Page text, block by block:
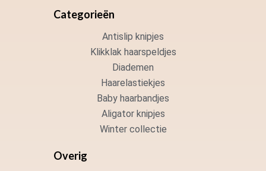
Categorieën
Antislip knipjes
Klikklak haarspeldjes
Diademen
Haarelastiekjes
Baby haarbandjes
Aligator knipjes
Winter collectie
Overig